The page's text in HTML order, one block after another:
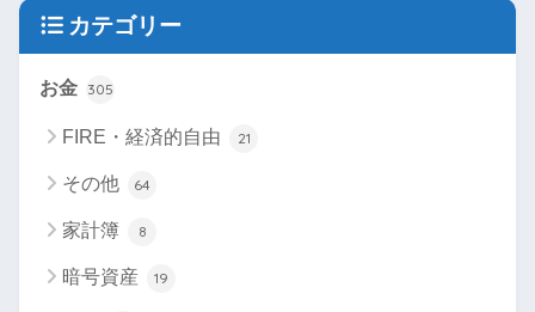
カテゴリー
お金 305
FIRE・経済的自由 21
その他 64
家計簿 8
暗号資産 19